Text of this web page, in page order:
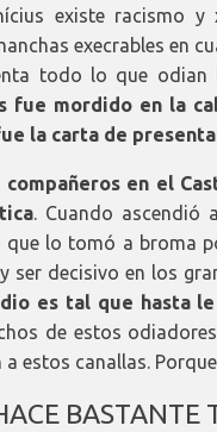
existe racismo
execrables en
todo lo que odian
fue mordido en la
la carta de
compañeros en el
. Cuando ascendió
lo tomó a broma
ser decisivo en los
es tal que hasta
de estos
estos canallas.